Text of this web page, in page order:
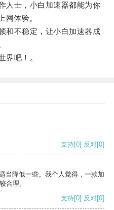
士，小白加速器都能为你
网体验。
不稳定，让小白加速器成
吧！。
支持[0] 反对[0]
当降低一些。我个人觉得，一款加
合理。
支持[0] 反对[0]